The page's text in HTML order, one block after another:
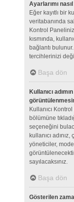
Ayarlarımı
Eğer kayıtlı bir
veritabanında
Kontrol
kısmında,
bağlantı
tercihlerinizi
Başa dön
Kullanıcı
Kullanıcı
bölümüne
seçeneğini
kullanıcı
yöneticiler,
sayılacaksınız.
Başa dön
Gösterilen